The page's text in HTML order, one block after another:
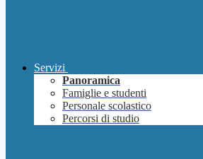
Servizi
Panoramica
Famiglie e studenti
Personale scolastico
Percorsi di studio